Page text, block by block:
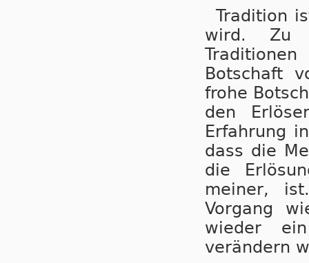
Tradition
wird. Zu
Botschaft
frohe
den
Erfahrung
dass die
die
meiner,
Vorgang
wieder
verändern